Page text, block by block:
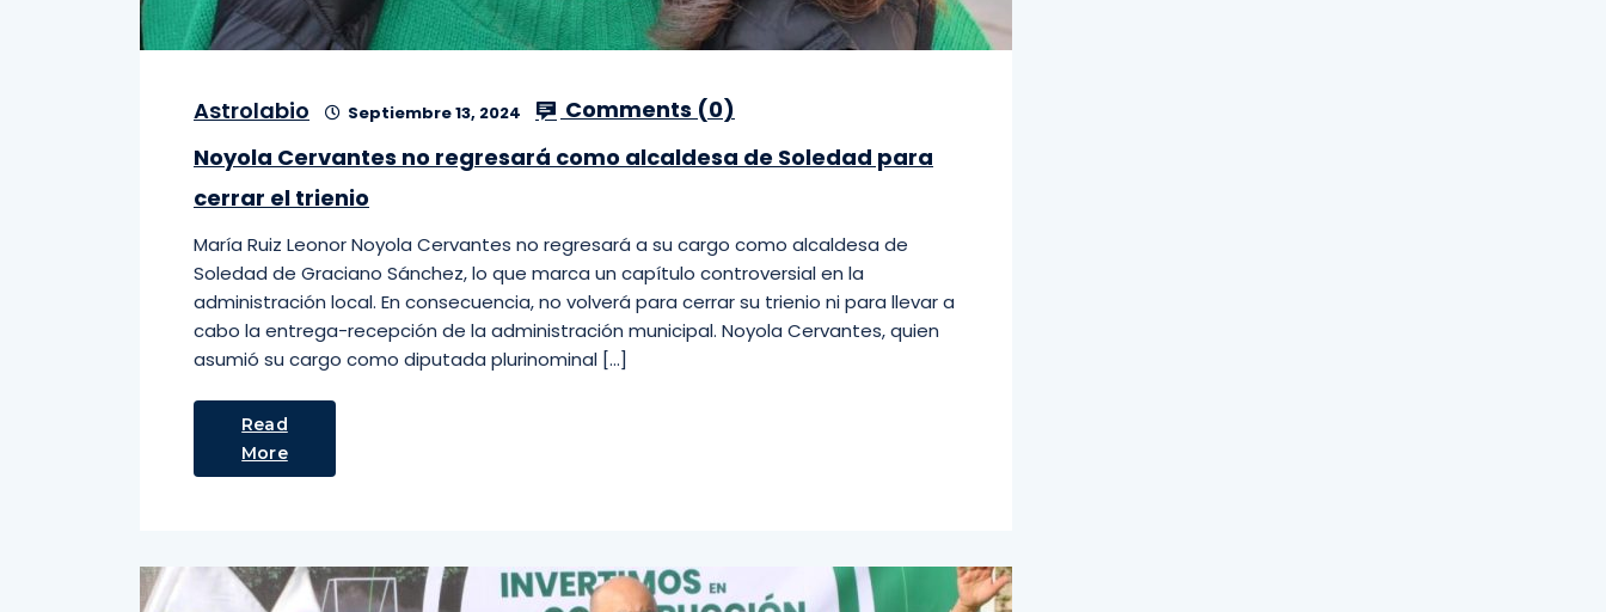
Astrolabio Septiembre 13, 2024 Comments (0)
Noyola Cervantes no regresará como alcaldesa de Soledad para
cerrar el trienio
María Ruiz Leonor Noyola Cervantes no regresará a su cargo como alcaldesa de
Soledad de Graciano Sánchez, lo que marca un capítulo controversial en la
administración local. En consecuencia, no volverá para cerrar su trienio ni para llevar a
cabo la entrega-recepción de la administración municipal. Noyola Cervantes, quien
asumió su cargo como diputada plurinominal […]
Read
More